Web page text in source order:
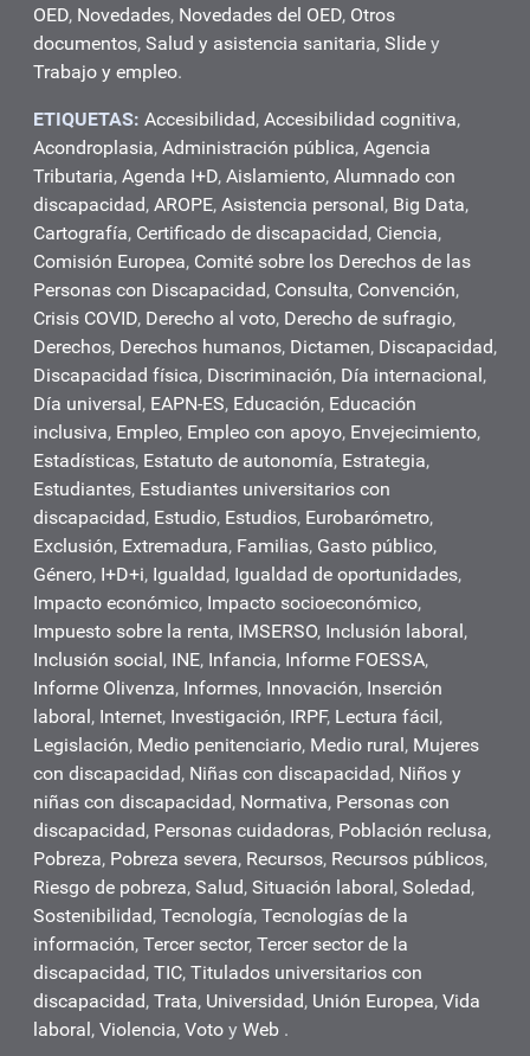
OED, Novedades, Novedades del OED, Otros
documentos, Salud y asistencia sanitaria, Slide y
Trabajo y empleo.
ETIQUETAS: Accesibilidad, Accesibilidad cognitiva,
Acondroplasia, Administración pública, Agencia
Tributaria, Agenda I+D, Aislamiento, Alumnado con
discapacidad, AROPE, Asistencia personal , Big Data,
Cartografía, Certificado de discapacidad, Ciencia,
Comisión Europea, Comité sobre los Derechos de las
Personas con Discapacidad, Consulta, Convención,
Crisis COVID, Derecho al voto, Derecho de sufragio,
Derechos, Derechos humanos, Dictamen, Discapacidad,
Discapacidad física, Discriminación, Día internacional ,
Día universal , EAPN-ES, Educación, Educación
inclusiva, Empleo, Empleo con apoyo, Envejecimiento,
Estadísticas, Estatuto de autonomía, Estrategia,
Estudiantes, Estudiantes universitarios con
discapacidad, Estudio, Estudios, Eurobarómetro,
Exclusión, Extremadura, Familias, Gasto público,
Género, I+D+i, Igualdad, Igualdad de oportunidades,
Impacto económico, Impacto socioeconómico,
Impuesto sobre la renta, IMSERSO, Inclusión laboral ,
Inclusión social , INE, Infancia, Informe FOESSA,
Informe Olivenza, Informes, Innovación, Inserción
laboral , Internet, Investigación, IRPF, Lectura fácil ,
Legislación, Medio penitenciario, Medio rural , Mujeres
con discapacidad, Niñas con discapacidad, Niños y
niñas con discapacidad, Normativa, Personas con
discapacidad, Personas cuidadoras, Población reclusa,
Pobreza, Pobreza severa, Recursos, Recursos públicos,
Riesgo de pobreza, Salud, Situación laboral , Soledad,
Sostenibilidad, Tecnología, Tecnologías de la
información, Tercer sector, Tercer sector de la
discapacidad, TIC, Titulados universitarios con
discapacidad, Trata, Universidad, Unión Europea, Vida
laboral , Violencia, Voto y Web .